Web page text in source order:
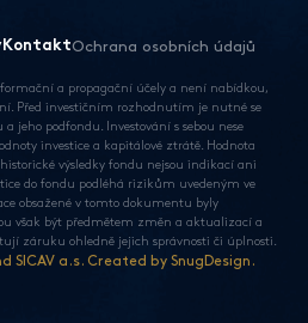
KontaktOchrana osobních údajů
a propagační účely a není nabídkou,
Před investičním rozhodnutím je nutné se
jeho podfondu. Investování s sebou nese
investice a kapitálové ztrátě. Hodnota
výsledky fondu nejsou indikací ani
do fondu podléhá rizikům uvedeným ve
obsažené v tomto dokumentu byly
však být předmětem změn a aktualizací a
záruku ohledně jejich správnosti či úplnosti.
SICAV a.s. Created bySnugDesign .